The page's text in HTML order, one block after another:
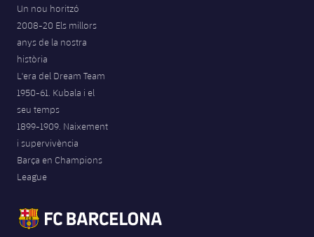
Un nou horitzó
2008-20 Els millors
anys de la nostra
història
L'era del Dream Team
1950-61. Kubala i el
seu temps
1899-1909. Naixement
i supervivència
Barça en Champions
League